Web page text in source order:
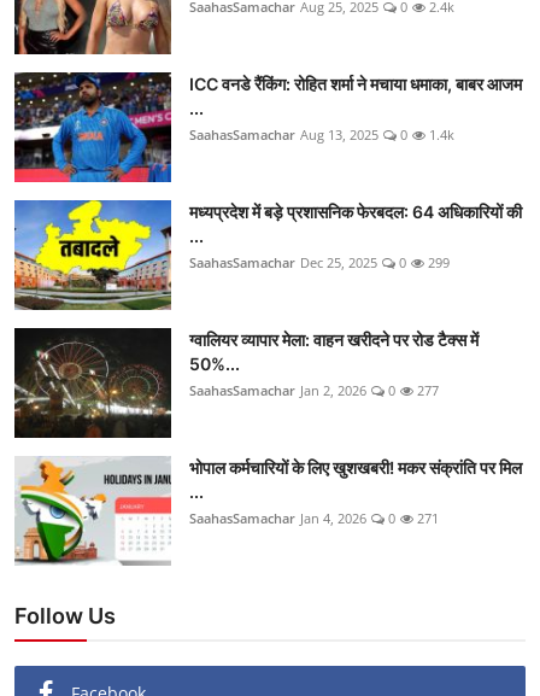
SaahasSamachar Aug 25, 2025 0 2.4k
ICC वनडे रैंकिंग: रोहित शर्मा ने मचाया धमाका, बाबर आजम
...
SaahasSamachar Aug 13, 2025 0 1.4k
मध्यप्रदेश में बड़े प्रशासनिक फेरबदल: 64 अधिकारियों की
...
SaahasSamachar Dec 25, 2025 0 299
ग्वालियर व्यापार मेला: वाहन खरीदने पर रोड टैक्स में
50%...
SaahasSamachar Jan 2, 2026 0 277
भोपाल कर्मचारियों के लिए खुशखबरी! मकर संक्रांति पर मिल
...
SaahasSamachar Jan 4, 2026 0 271
Follow Us